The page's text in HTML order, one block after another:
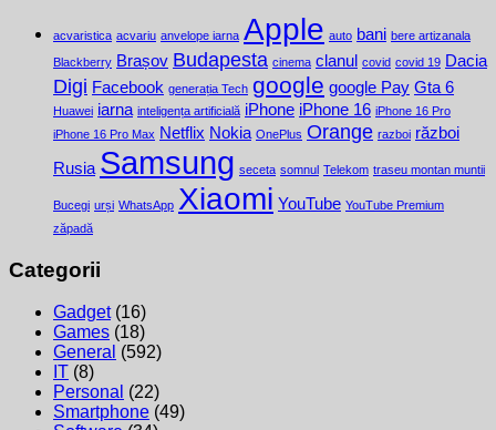
acvaristica acvariu anvelope iarna Apple auto bani bere artizanala
Blackberry Brașov Budapesta cinema clanul covid covid 19 Dacia
Digi Facebook generația Tech google google Pay Gta 6
Huawei iarna inteligența artificială iPhone iPhone 16 iPhone 16 Pro
iPhone 16 Pro Max Netflix Nokia OnePlus Orange razboi război
Rusia Samsung seceta somnul Telekom traseu montan muntii
Bucegi urși WhatsApp Xiaomi YouTube YouTube Premium
zăpadă
Categorii
Gadget(16)
Games (18)
General (592)
IT (8)
Personal (22)
Smartphone (49)